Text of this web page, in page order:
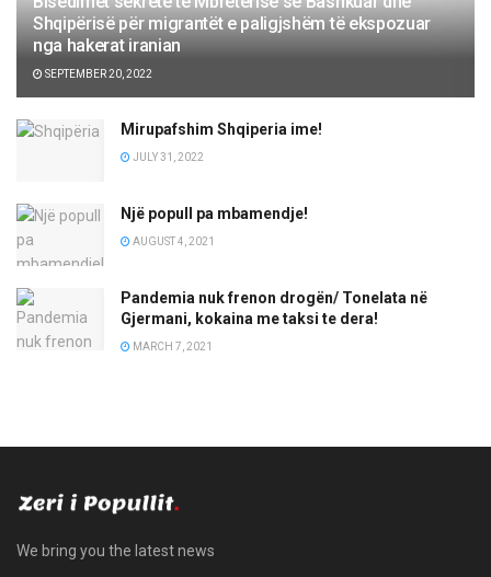
Shqipërisë për migrantët e paligjshëm të ekspozuar
nga hakerat iranian
SEPTEMBER 20, 2022
Mirupafshim Shqiperia ime!
JULY 31, 2022
Një popull pa mbamendje!
AUGUST 4, 2021
Pandemia nuk frenon drogën/ Tonelata në
Gjermani, kokaina me taksi te dera!
MARCH 7, 2021
We bring you the latest news